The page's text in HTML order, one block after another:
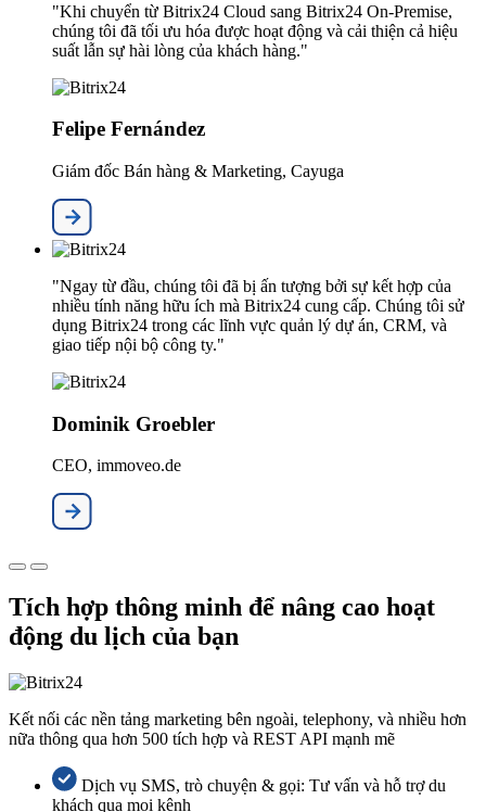
"Khi chuyển từ Bitrix24 Cloud sang Bitrix24 On-Premise,
chúng tôi đã tối ưu hóa được hoạt động và cải thiện cả hiệu
suất lẫn sự hài lòng của khách hàng."
Felipe Fernández
Giám đốc Bán hàng & Marketing, Cayuga
"Ngay từ đầu, chúng tôi đã bị ấn tượng bởi sự kết hợp của
nhiều tính năng hữu ích mà Bitrix24 cung cấp. Chúng tôi sử
dụng Bitrix24 trong các lĩnh vực quản lý dự án, CRM, và
giao tiếp nội bộ công ty."
Dominik Groebler
CEO, immoveo.de
Tích hợp thông minh để nâng cao hoạt
động du lịch của bạn
Kết nối các nền tảng marketing bên ngoài, telephony, và nhiều hơn
nữa thông qua hơn 500 tích hợp và REST API mạnh mẽ
Dịch vụ SMS, trò chuyện & gọi: Tư vấn và hỗ trợ du
khách qua mọi kênh